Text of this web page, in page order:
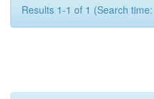
Results 1-1 of 1 (Search